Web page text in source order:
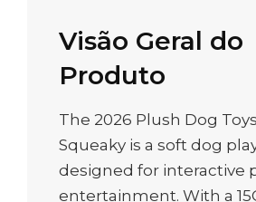
Visão Geral do
Produto
The 2026 Plush Dog
Squeaky is a soft dog
designed for interactive
entertainment. With a